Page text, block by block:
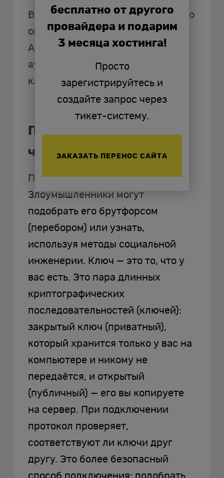
Вход по паролю несложен, однако
он уязвим для перебора и кражи.
Альтернатива ему —
аутентификация на основе
ключей. Это проще и безопаснее.
Пароль против ключей:
что выбрать
Пароль — это то, что вы знаете.
Злоумышленники могут
подобрать его брутфорсом
(перебором) или узнать,
используя методы социальной
инженерии. Ключ — это то, что у
вас есть. Это пара длинных
криптографических
последовательностей (ключей):
закрытый ключ (приватный),
который хранится только у вас на
компьютере и никому не
передаётся, и открытый
(публичный) — его вы копируете
на сервер. При подключении
протокол проверяет,
соответствуют ли ключи друг
другу. Это более безопасный
бесплатно от другого
провайдера и подарим
3 месяца хостинга!
Просто
зарегистрируйтесь и
создайте запрос через
тикет-систему.
ЗАКАЗАТЬ ПЕРЕНОС САЙТА